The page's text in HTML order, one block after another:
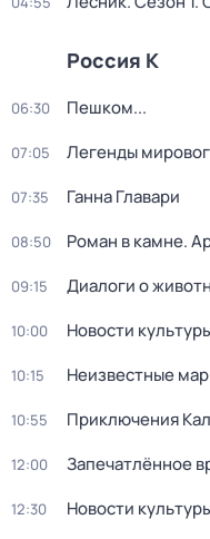
Россия К
06:30 Пешком...
07:05 Легенды
07:35 Ганна Главари
08:50 Роман в камне.
09:15 Диалоги о
10:00 Новости
10:15 Неизвестные
10:55 Приключения
12:00 Запечатлённое
12:30 Новости